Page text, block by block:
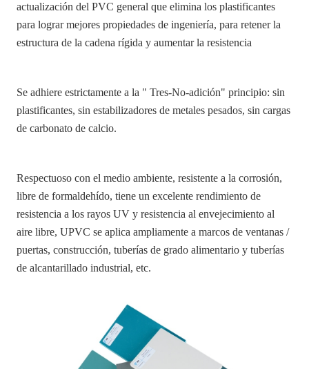
actualización del PVC general que elimina los plastificantes
para lograr mejores propiedades de ingeniería, para retener la
estructura de la cadena rígida y aumentar la resistencia
Se adhiere estrictamente a la " Tres-No-adición" principio: sin
plastificantes, sin estabilizadores de metales pesados, sin cargas
de carbonato de calcio.
Respectuoso con el medio ambiente, resistente a la corrosión,
libre de formaldehído, tiene un excelente rendimiento de
resistencia a los rayos UV y resistencia al envejecimiento al
aire libre, UPVC se aplica ampliamente a marcos de ventanas /
puertas, construcción, tuberías de grado alimentario y tuberías
de alcantarillado industrial, etc.